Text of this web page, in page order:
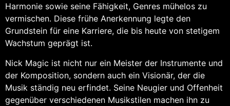
Harmonie sowie seine Fähigkeit, Genres mühelos zu
vermischen. Diese frühe Anerkennung legte den
Grundstein für eine Karriere, die bis heute von stetigem
Wachstum geprägt ist.
Nick Magic ist nicht nur ein Meister der Instrumente und
der Komposition, sondern auch ein Visionär, der die
Musik ständig neu erfindet. Seine Neugier und Offenheit
gegenüber verschiedenen Musikstilen machen ihn zu